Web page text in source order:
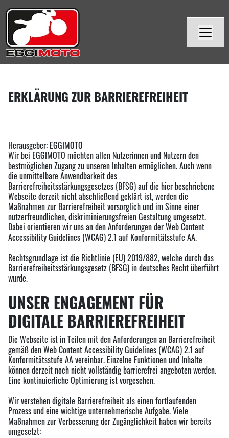
ERKLÄRUNG ZUR BARRIEREFREIHEIT
Herausgeber: EGGIMOTO
Wir bei EGGIMOTO möchten allen Nutzerinnen und Nutzern den
bestmöglichen Zugang zu unseren Inhalten ermöglichen. Auch wenn
die unmittelbare Anwendbarkeit des
Barrierefreiheitsstärkungsgesetzes (BFSG) auf die hier beschriebene
Webseite derzeit nicht abschließend geklärt ist, werden die
Maßnahmen zur Barrierefreiheit vorsorglich und im Sinne einer
nutzerfreundlichen, diskriminierungsfreien Gestaltung umgesetzt.
Dabei orientieren wir uns an den Anforderungen der Web Content
Accessibility Guidelines (WCAG) 2.1 auf Konformitätsstufe AA.
Rechtsgrundlage ist die Richtlinie (EU) 2019/882, welche durch das
Barrierefreiheitsstärkungsgesetz (BFSG) in deutsches Recht überführt
wurde.
UNSER ENGAGEMENT FÜR
DIGITALE BARRIEREFREIHEIT
Die Webseite ist in Teilen mit den Anforderungen an Barrierefreiheit
gemäß den Web Content Accessibility Guidelines (WCAG) 2.1 auf
Konformitätsstufe AA vereinbar. Einzelne Funktionen und Inhalte
können derzeit noch nicht vollständig barrierefrei angeboten werden.
Eine kontinuierliche Optimierung ist vorgesehen.
Wir verstehen digitale Barrierefreiheit als einen fortlaufenden
Prozess und eine wichtige unternehmerische Aufgabe. Viele
Maßnahmen zur Verbesserung der Zugänglichkeit haben wir bereits
umgesetzt: